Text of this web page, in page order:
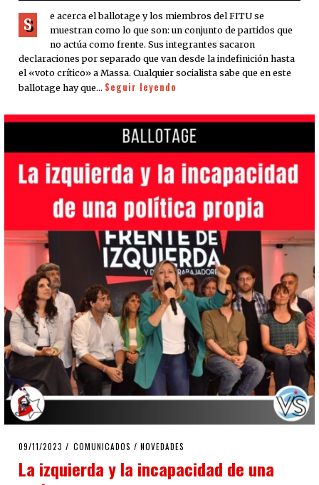
S
e acerca el ballotage y los miembros del FITU se
muestran como lo que son: un conjunto de partidos que
no actúa como frente. Sus integrantes sacaron
declaraciones por separado que van desde la indefinición hasta
el «voto crítico» a Massa. Cualquier socialista sabe que en este
ballotage hay que… Seguir leyendo
POSTED
09/11/2023 09/11/2023
COMUNICADOS / NOVEDADES
La izquierda y la incapacidad de una